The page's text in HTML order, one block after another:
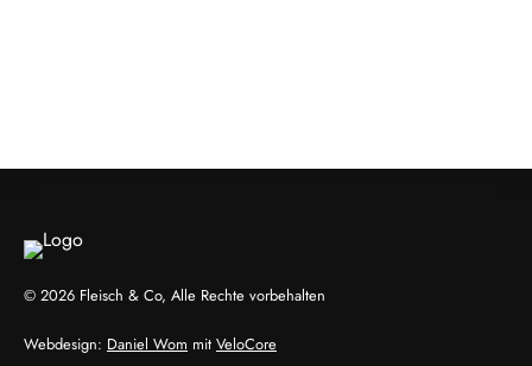
© 2026 Fleisch & Co, Alle Rechte vorbehalten
Webdesign: Daniel Wom mit VeloCore